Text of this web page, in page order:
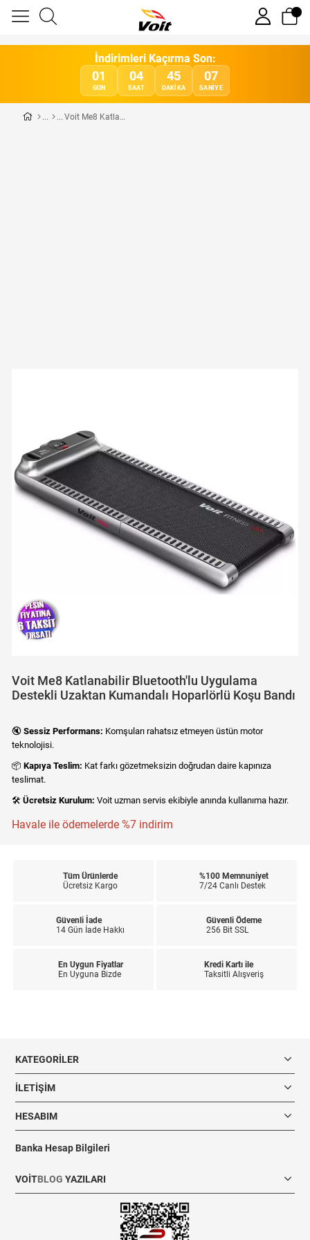
İndirimleri Kaçırma Son:
01
GÜN
04
SAAT
45
DAKIKA
07
SANIYE
Voit Me8 Katlanabilir Bluetooth'lu Uygulama Destekli Uzaktan Kumandalı Hoparlörlü Koşu Bandı
Yeni Ürün
Voit Me8 Katlanabilir Bluetooth'lu Uygulama
Destekli Uzaktan Kumandalı Hoparlörlü Koşu Bandı
🔇 Sessiz Performans: Komşuları rahatsız etmeyen üstün motor
teknolojisi.
📦 Kapıya Teslim: Kat farkı gözetmeksizin doğrudan daire kapınıza
teslimat.
🛠️ Ücretsiz Kurulum: Voit uzman servis ekibiyle anında kullanıma hazır.
Havale ile ödemelerde %7 indirim
Tüm Ürünlerde
Ücretsiz Kargo
%100 Memnuniyet
7/24 Canlı Destek
Güvenli İade
14 Gün İade Hakkı
Güvenli Ödeme
256 Bit SSL
En Uygun Fiyatlar
En Uyguna Bizde
Kredi Kartı ile
Taksitli Alışveriş
KATEGORILER
İLETIŞIM
HESABIM
Banka Hesap Bilgileri
VOITBLOG YAZILARI